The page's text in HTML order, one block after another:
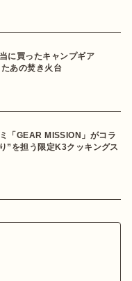
に買ったキャンプギア
あの焚き火台
「GEAR MISSION」がコラ
”を担う限定K3クッキングス